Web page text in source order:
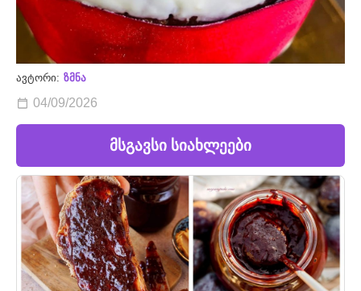
ავტორი: ზმნა
04/09/2026
მსგავსი სიახლეები